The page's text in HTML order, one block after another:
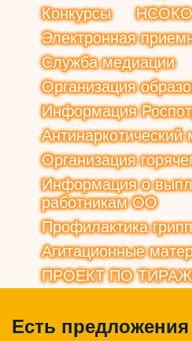
Конкурсы
НСОКО
Электронная
Служба медиации
Организация
Информация
Антинаркотический
Организация
Информация о
работникам ОО
Профилактика
Агитационные
ПРОЕКТ ПО
Есть